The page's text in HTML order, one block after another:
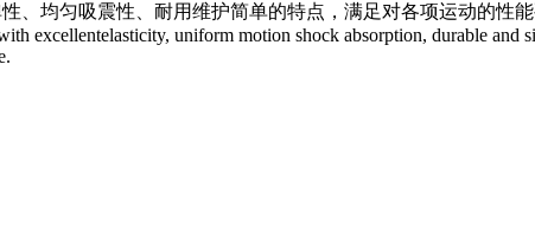
、均匀吸震性、耐用维护简单的特点，满足对各项运动的性
excellentelasticity, uniform motion shock absorption, durable and